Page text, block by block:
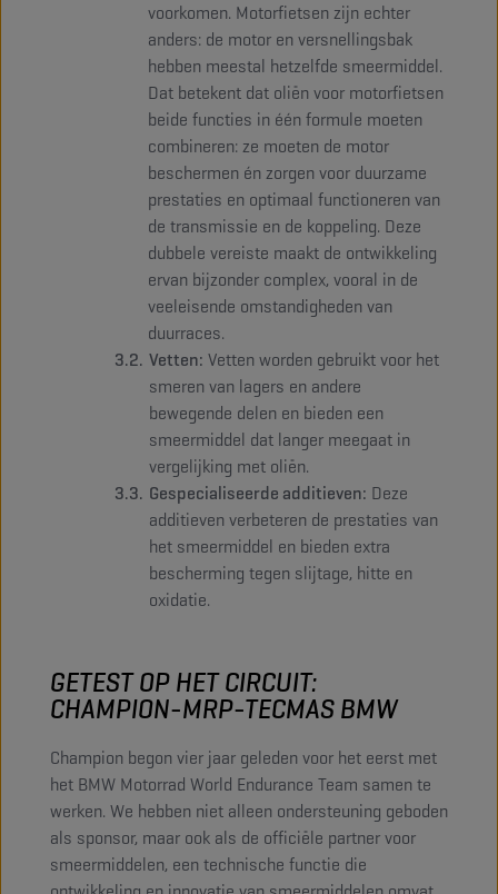
voorkomen. Motorfietsen zijn echter
anders: de motor en versnellingsbak
hebben meestal hetzelfde smeermiddel.
Dat betekent dat oliën voor motorfietsen
beide functies in één formule moeten
combineren: ze moeten de motor
beschermen én zorgen voor duurzame
prestaties en optimaal functioneren van
de transmissie en de koppeling. Deze
dubbele vereiste maakt de ontwikkeling
ervan bijzonder complex, vooral in de
veeleisende omstandigheden van
duurraces.
Vetten: Vetten worden gebruikt voor het
smeren van lagers en andere
bewegende delen en bieden een
smeermiddel dat langer meegaat in
vergelijking met oliën.
Gespecialiseerde additieven: Deze
additieven verbeteren de prestaties van
het smeermiddel en bieden extra
bescherming tegen slijtage, hitte en
oxidatie.
GETEST OP HET CIRCUIT:
CHAMPION-MRP-TECMAS BMW
Champion begon vier jaar geleden voor het eerst met
het BMW Motorrad World Endurance Team samen te
werken. We hebben niet alleen ondersteuning geboden
als sponsor, maar ook als de officiële partner voor
smeermiddelen, een technische functie die